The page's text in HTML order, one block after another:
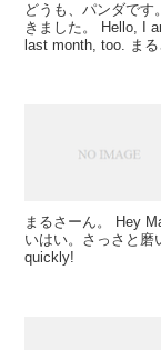
どうも、パンダで
きました。 Hello, I
last
まるさーん。 Hey Maru! 「まるはどこにもいませんよ。
いはい。さっさと
quickly!